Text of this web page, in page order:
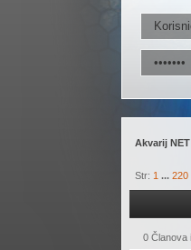
Akvarij NET
Str: 1 ... 220
0 Članova